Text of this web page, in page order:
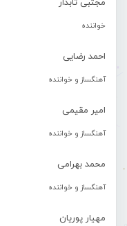
مجتبی تابدار
خواننده
احمد رضایی
آهنگساز و خواننده
امیر مقیمی
آهنگساز و خواننده
محمد بهرامی
آهنگساز و خواننده
مهیار پوریان